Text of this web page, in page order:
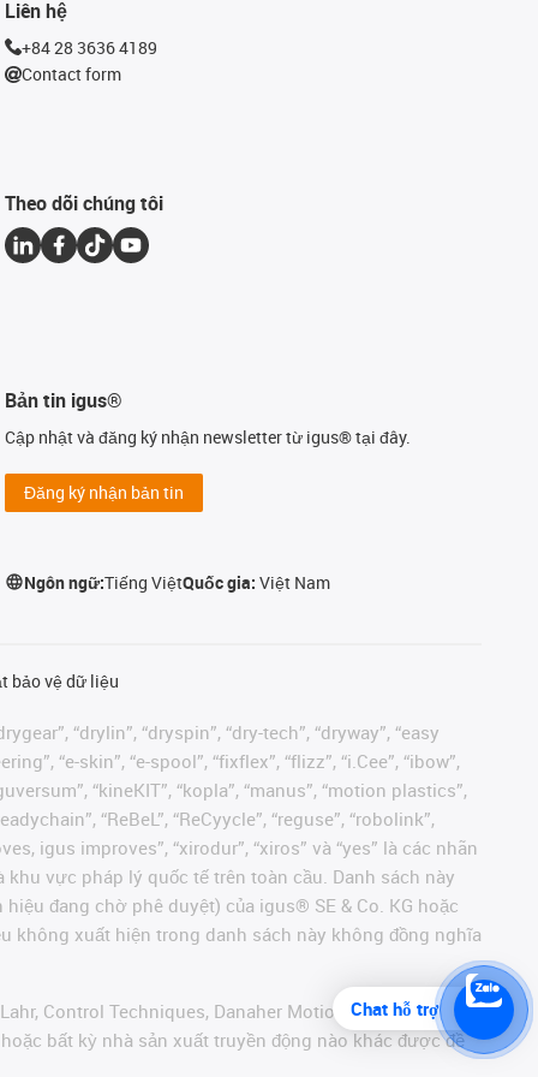
Liên hệ
+84 28 3636 4189
Contact form
Theo dõi chúng tôi
Bản tin igus®
Cập nhật và đăng ký nhận newsletter từ igus® tại đây.
Đăng ký nhận bản tin
Ngôn ngữ:Tiếng ViệtQuốc gia:Việt Nam
bảo vệ dữ liệu
“drylin”, “dryspin”, “dry-tech”, “dryway”, “easy
“e-skin”, “e-spool”, “fixflex”, “flizz”, “i.Cee”, “ibow”,
“kineKIT”, “kopla”, “manus”, “motion plastics”,
“ReBeL”, “ReCyycle”, “reguse”, “robolink”,
igus improves”, “xirodur”, “xiros” và “yes” là các nhãn
vực pháp lý quốc tế trên toàn cầu. Danh sách này
đang chờ phê duyệt) của igus® SE & Co. KG hoặc
không xuất hiện trong danh sách này không đồng nghĩa
Control Techniques, Danaher Motion, ELAU, FAGOR,
hoặc bất kỳ nhà sản xuất truyền động nào khác được đề
Chat hỗ trợ